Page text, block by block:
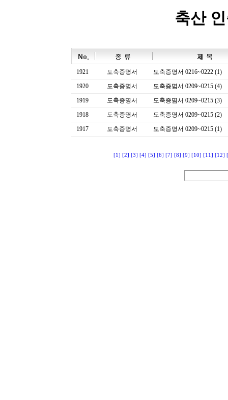
축산
1921 도축증명서
도축증명서 0216~0222 (1)
1920
도축증명서
도축증몀서 0209~0215 (4)
1919
도축증명서
도축증몀서 0209~0215 (3)
1918
도축증명서
도축증명서 0209~0215 (2)
1917
도축증명서 도축증명서 0209~0215 (1)
[1] [2] [3] [4] [5] [6] [7] [8] [9] [10] [11] [12]